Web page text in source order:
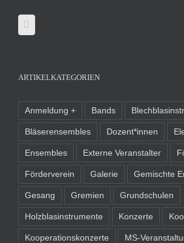
ARTIKELKATEGORIEN
Anmeldung + Bands
Bläserensembles Dozent*innen
Ensembles Externe Veranstalter
Förderverein Galerie Gemischte
Gesang Gremien Grundschulen
Holzblasinstrumente Konzerte
Kooperationskonzerte MS-